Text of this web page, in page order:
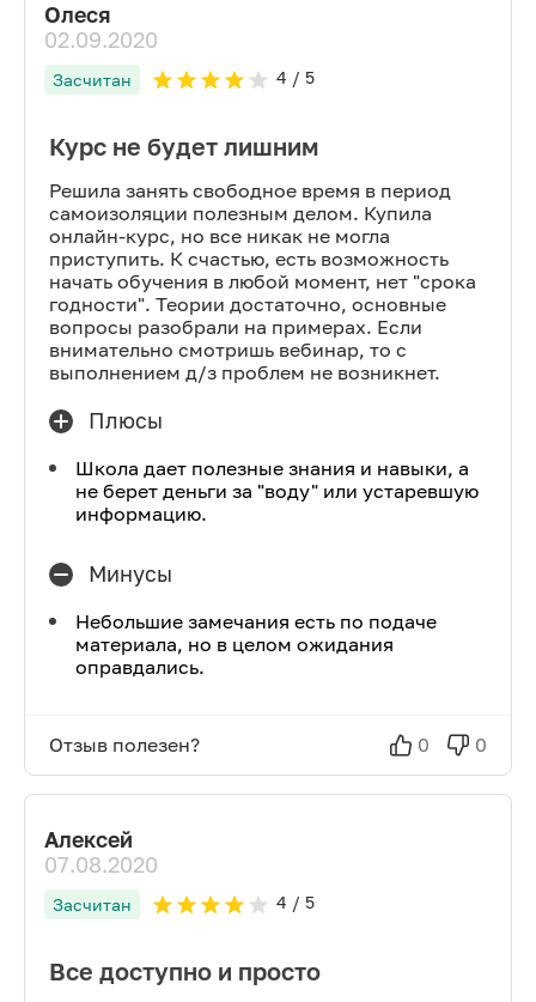
Олеся
02.09.2020
Засчитан 4 / 5
Курс не будет лишним
Решила занять свободное время в период
самоизоляции полезным делом. Купила
онлайн-курс, но все никак не могла
приступить. К счастью, есть возможность
начать обучения в любой момент, нет "срока
годности". Теории достаточно, основные
вопросы разобрали на примерах. Если
внимательно смотришь вебинар, то с
выполнением д/з проблем не возникнет.
Плюсы
Школа дает полезные знания и навыки, а
не берет деньги за "воду" или устаревшую
информацию.
Минусы
Небольшие замечания есть по подаче
материала, но в целом ожидания
оправдались.
Отзыв полезен? 0 0
Алексей
07.08.2020
Засчитан 4 / 5
Все доступно и просто